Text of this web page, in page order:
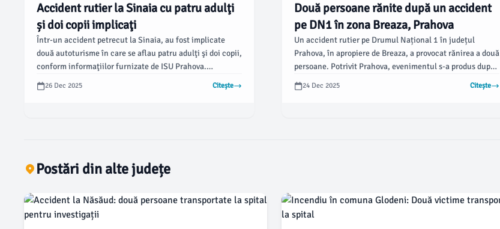
Accident rutier la Sinaia cu patru adulţi
și doi copii implicaţi
Într-un accident petrecut la Sinaia, au fost implicate
două autoturisme în care se aflau patru adulţi şi doi copii,
conform informaţiilor furnizate de ISU Prahova.
Pompierii au intervenit pentru salvarea unui conducător
auto blocat în interiorul maşinii, iar victimele au fost
26 Dec 2025 Citește
Două persoane rănite după un accident
pe DN1 în zona Breaza, Prahova
Un accident rutier pe Drumul Național 1 în județul
Prahova, în apropiere de Breaza, a provocat rănirea a două
persoane. Potrivit Prahova, evenimentul s-a produs după
ce două autoturisme au intrat în coliziune, iar apoi unul
dintre ele a fost proiectat într-un al treilea vehicul.
24 Dec 2025 Citește
Postări din alte județe